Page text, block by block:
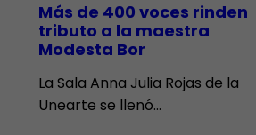
Más de 400 voces rinden
tributo a la maestra
Modesta Bor
​La Sala Anna Julia Rojas de la
Unearte se llenó…